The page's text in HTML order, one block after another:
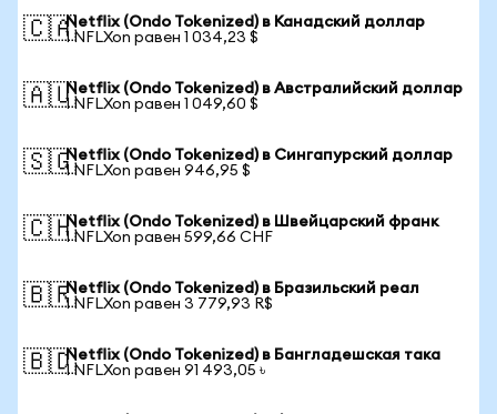
🇨🇦Netflix (Ondo Tokenized) в Канадский доллар
1 NFLXon равен 1 034,23 $
🇦🇺Netflix (Ondo Tokenized) в Австралийский доллар
1 NFLXon равен 1 049,60 $
🇸🇬Netflix (Ondo Tokenized) в Сингапурский доллар
1 NFLXon равен 946,95 $
🇨🇭Netflix (Ondo Tokenized) в Швейцарский франк
1 NFLXon равен 599,66 CHF
🇧🇷Netflix (Ondo Tokenized) в Бразильский реал
1 NFLXon равен 3 779,93 R$
🇧🇩Netflix (Ondo Tokenized) в Бангладешская така
1 NFLXon равен 91 493,05 ৳